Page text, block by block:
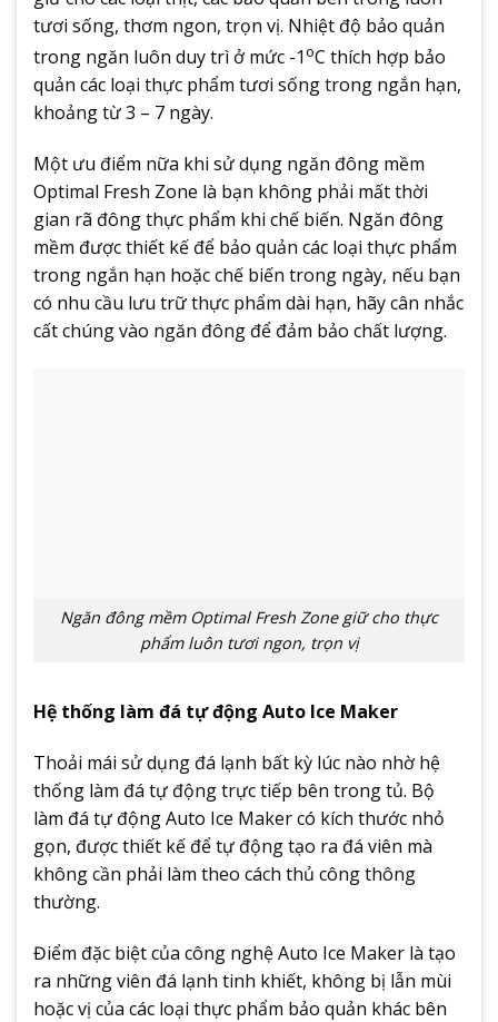
tươi sống, thơm ngon, trọn vị. Nhiệt độ bảo quản
trong ngăn luôn duy trì ở mức -1oC thích hợp bảo
quản các loại thực phẩm tươi sống trong ngắn hạn,
khoảng từ 3 – 7 ngày.
Một ưu điểm nữa khi sử dụng ngăn đông mềm
Optimal Fresh Zone là bạn không phải mất thời
gian rã đông thực phẩm khi chế biến. Ngăn đông
mềm được thiết kế để bảo quản các loại thực phẩm
trong ngắn hạn hoặc chế biến trong ngày, nếu bạn
có nhu cầu lưu trữ thực phẩm dài hạn, hãy cân nhắc
cất chúng vào ngăn đông để đảm bảo chất lượng.
Ngăn đông mềm Optimal Fresh Zone giữ cho thực
phẩm luôn tươi ngon, trọn vị
Hệ thống làm đá tự động Auto Ice Maker
Thoải mái sử dụng đá lạnh bất kỳ lúc nào nhờ hệ
thống làm đá tự động trực tiếp bên trong tủ. Bộ
làm đá tự động Auto Ice Maker có kích thước nhỏ
gọn, được thiết kế để tự động tạo ra đá viên mà
không cần phải làm theo cách thủ công thông
thường.
Điểm đặc biệt của công nghệ Auto Ice Maker là tạo
ra những viên đá lạnh tinh khiết, không bị lẫn mùi
hoặc vị của các loại thực phẩm bảo quản khác bên